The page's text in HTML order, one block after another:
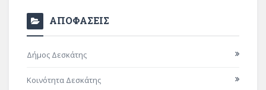
ΑΠΟΦΑΣΕΙΣ
Δήμος Δεσκάτης
Κοινότητα Δεσκάτης